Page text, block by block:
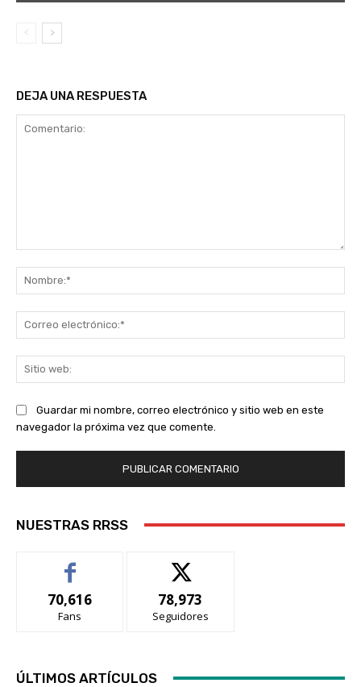
DEJA UNA RESPUESTA
Guardar mi nombre, correo electrónico y sitio web en este
navegador la próxima vez que comente.
NUESTRAS RRSS
70,616
Fans
78,973
Seguidores
ÚLTIMOS ARTÍCULOS